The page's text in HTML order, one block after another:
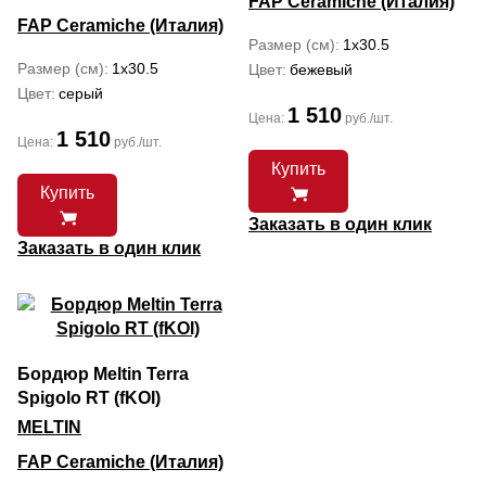
FAP Ceramiche (Италия)
Размер (см) 1x30.5
Цвет серый
Цена: 1 510 руб./шт.
Купить
Заказать в один клик
Размер (см) 1x30.5
Цвет бежевый
Цена: 1 510 руб./шт.
Купить
Заказать в один клик
Бордюр Meltin Terra
Spigolo RT (fKOI)
MELTIN
FAP Ceramiche (Италия)